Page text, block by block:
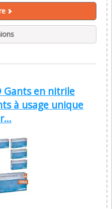
Gants en nitrile
à usage unique